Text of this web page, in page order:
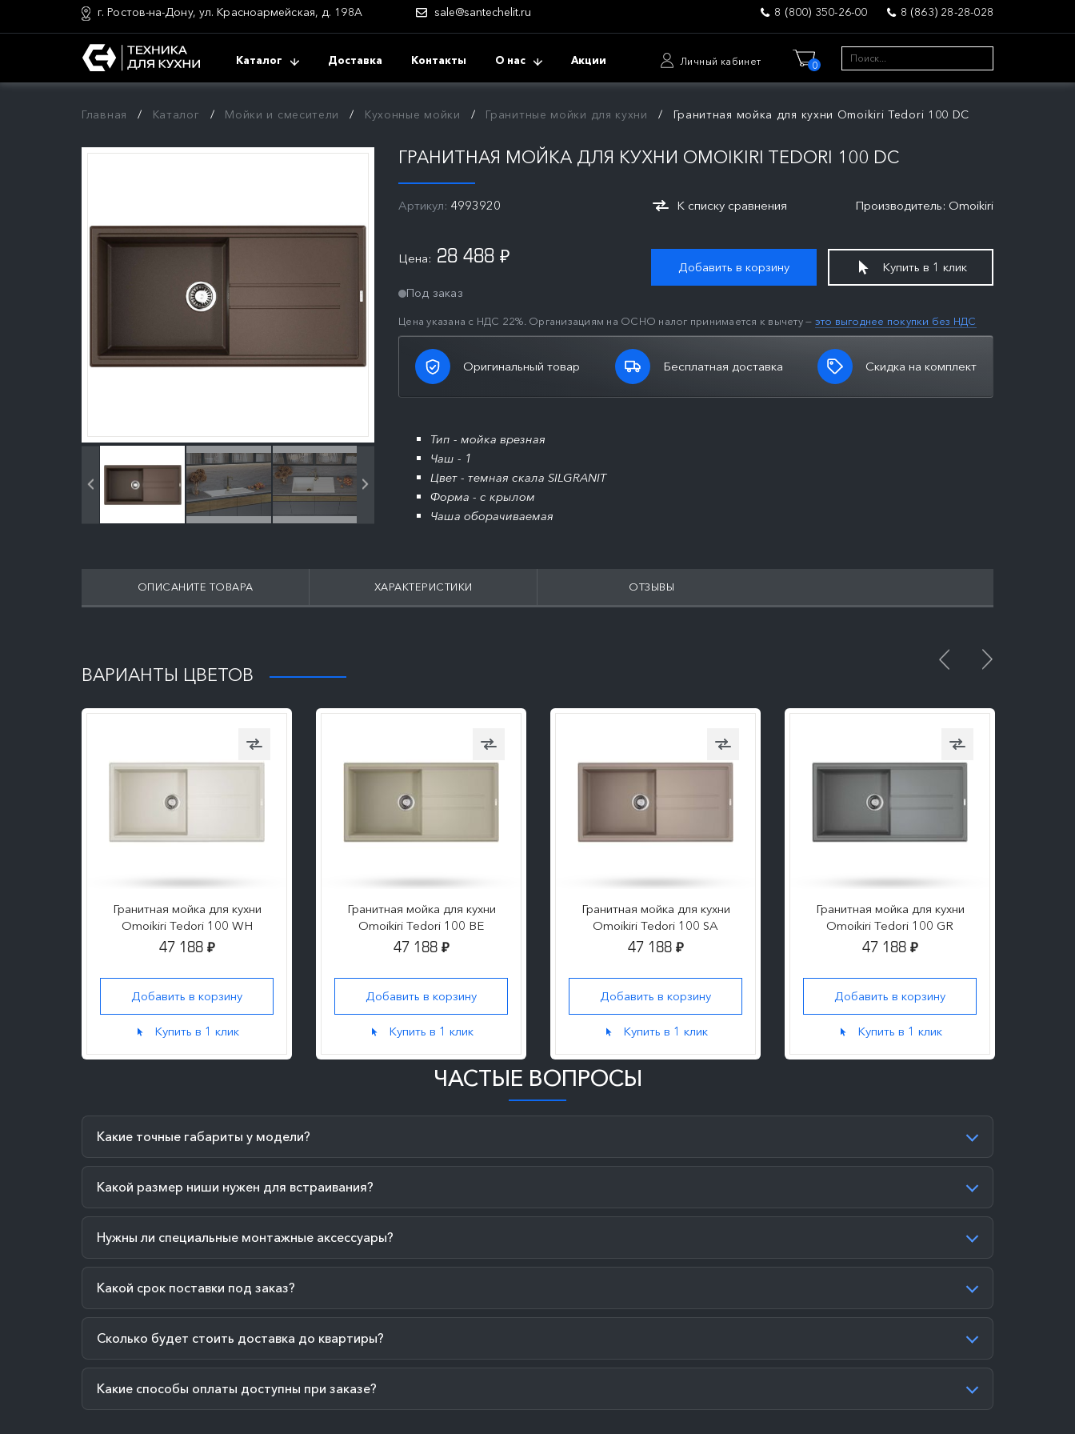
г. Ростов-на-Дону, ул. Красноармейская, д. 198А sale@santechelit.ru 8 (800) 350-26-00 8 (863) 28-28-028
Каталог Доставка Контакты О нас Акции Личный кабинет 0
Главная Каталог Мойки и смесители Кухонные мойки Гранитные мойки для кухни Гранитная мойка для кухни Omoikiri Tedori 100 DC
ГРАНИТНАЯ МОЙКА ДЛЯ КУХНИ OMOIKIRI TEDORI 100 DC
Артикул: 4993920 К списку сравнения Производитель: Omoikiri
Цена: 28 488 ₽
Под заказ
Цена указана с НДС 22%. Организациям на ОСНО налог принимается к вычету — это выгоднее покупки без НДС
Добавить в корзину Купить в 1 клик
Оригинальный товар Бесплатная доставка Скидка на комплект
Тип - мойка врезная
Чаш - 1
Цвет - темная скала SILGRANIT
Форма - с крылом
Чаша оборачиваемая
ОПИСАНИТЕ ТОВАРА ХАРАКТЕРИСТИКИ ОТЗЫВЫ
ВАРИАНТЫ ЦВЕТОВ
Гранитная мойка для кухни
Omoikiri Tedori 100 WH
47 188 ₽
Добавить в корзину
Купить в 1 клик
Гранитная мойка для кухни
Omoikiri Tedori 100 BE
47 188 ₽
Добавить в корзину
Купить в 1 клик
Гранитная мойка для кухни
Omoikiri Tedori 100 SA
47 188 ₽
Добавить в корзину
Купить в 1 клик
Гранитная мойка для кухни
Omoikiri Tedori 100 GR
47 188 ₽
Добавить в корзину
Купить в 1 клик
ЧАСТЫЕ ВОПРОСЫ
Какие точные габариты у модели?
Какой размер ниши нужен для встраивания?
Нужны ли специальные монтажные аксессуары?
Какой срок поставки под заказ?
Сколько будет стоить доставка до квартиры?
Какие способы оплаты доступны при заказе?